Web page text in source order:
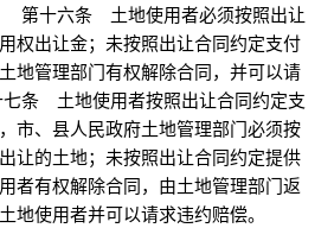
十六条 土地使用者必须按照出让
权出让金；未按照出让合同约定支付
地管理部门有权解除合同，并可以请
土地使用者按照出让合同约定支
市、县人民政府土地管理部门必须按
让的土地；未按照出让合同约定提供
者有权解除合同，由土地管理部门返
土地使用者并可以请求违约赔偿。